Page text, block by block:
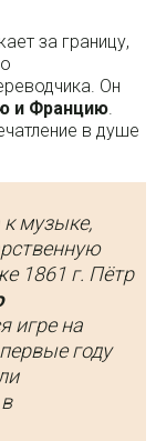
за границу,
Он
и Францию.
в душе
к музыке,
1861 г. Пётр
игре на
году